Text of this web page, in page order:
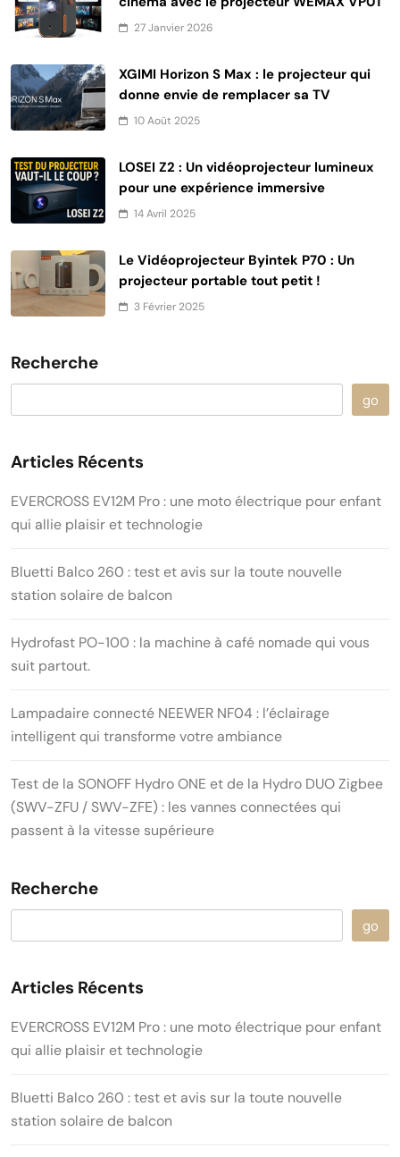
27 Janvier 2026
XGIMI Horizon S Max : le projecteur qui
donne envie de remplacer sa TV
10 Août 2025
LOSEI Z2 : Un vidéoprojecteur lumineux
pour une expérience immersive
14 Avril 2025
Le Vidéoprojecteur Byintek P70 : Un
projecteur portable tout petit !
3 Février 2025
Recherche
go
Articles Récents
EVERCROSS EV12M Pro : une moto électrique pour enfant
qui allie plaisir et technologie
Bluetti Balco 260 : test et avis sur la toute nouvelle
station solaire de balcon
Hydrofast PO-100 : la machine à café nomade qui vous
suit partout.
Lampadaire connecté NEEWER NF04 : l’éclairage
intelligent qui transforme votre ambiance
Test de la SONOFF Hydro ONE et de la Hydro DUO Zigbee
(SWV-ZFU / SWV-ZFE) : les vannes connectées qui
passent à la vitesse supérieure
Recherche
go
Articles Récents
EVERCROSS EV12M Pro : une moto électrique pour enfant
qui allie plaisir et technologie
Bluetti Balco 260 : test et avis sur la toute nouvelle
station solaire de balcon